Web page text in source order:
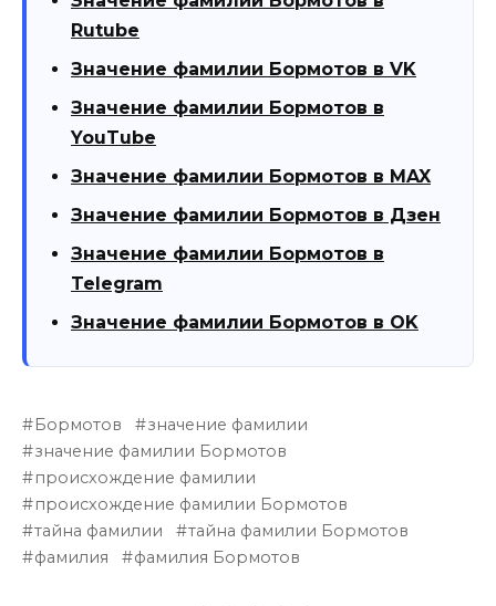
Rutube
Значение фамилии Бормотов в VK
Значение фамилии Бормотов в
YouTube
Значение фамилии Бормотов в MAX
Значение фамилии Бормотов в Дзен
Значение фамилии Бормотов в
Telegram
Значение фамилии Бормотов в OK
Бормотов
значение фамилии
значение фамилии Бормотов
происхождение фамилии
происхождение фамилии Бормотов
тайна фамилии
тайна фамилии Бормотов
фамилия
фамилия Бормотов